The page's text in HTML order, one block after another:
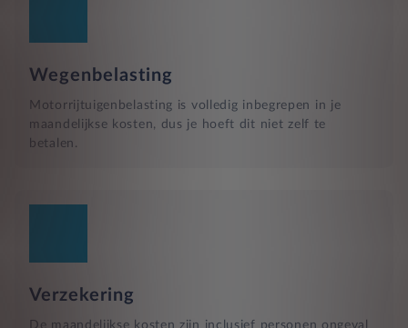
Wegenbelasting
Motorrijtuigenbelasting is volledig inbegrepen in je
maandelijkse kosten, dus je hoeft dit niet zelf te
betalen.
Verzekering
De maandelijkse kosten zijn inclusief personen ongeval